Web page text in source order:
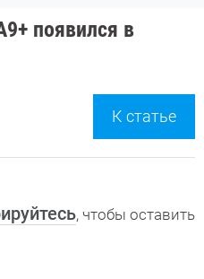
появился в
К статье
, чтобы оставить